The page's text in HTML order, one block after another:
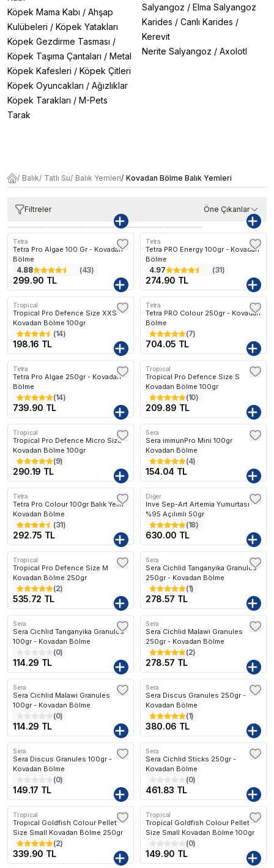
Köpek Mama Kabı / Ahşap
Kulübeleri / Köpek Yatakları
Köpek Gezdirme Tasması /
Köpek Taşıma Çantaları / Metal
Köpek Kafesleri / Köpek Çitleri
Köpek Oyuncakları / Ağızlıklar
Köpek Tarakları / M-Pets
Tarak
Salyangoz / Elma Salyangoz
Karides / Canlı Karides /
Kerevit
Nerite Salyangoz / Axolotl
/ Balık/ Tatlı Su/ Balık Yemleri/ Kovadan Bölme Balık Yemleri
Filtreler Öne Çıkanlar
Tetra
Tetra Pro Algae 100 Gr - Kovadan
Bölme
4.88 (43)
299.90 TL
Tetra
Tetra PRO Energy 100gr - Kovadan
Bölme
4.97 (31)
274.90 TL
Tropical
Tropical Pro Defence Size XXS
Kovadan Bölme 100gr
(14)
198.16 TL
Tetra
Tetra PRO Colour 250gr - Kovadan
Bölme
(7)
704.05 TL
Tetra
Tetra Pro Algae 250gr - Kovadan
Bölme
(14)
739.90 TL
Tropical
Tropical Pro Defence Size S
Kovadan Bölme 100gr
(10)
209.89 TL
Tropical
Tropical Pro Defence Micro Size
Kovadan Bölme 100gr
(9)
290.19 TL
Sera
Sera immunPro Mini 100gr
Kovadan Bölme
(4)
154.04 TL
Tetra
Tetra Pro Colour 100gr Balık Yemi
Kovadan Bölme
(31)
292.75 TL
Diğer
Inve Sep-Art Artemia Yumurtası
%95 Açılımlı 50gr
(18)
630.00 TL
Tropical
Tropical Pro Defence Size M
Kovadan Bölme 250gr
(2)
535.72 TL
Sera
Sera Cichlid Tanganyika Granules
250gr - Kovadan Bölme
(1)
278.57 TL
Sera
Sera Cichlid Tanganyika Granules
100gr - Kovadan Bölme
(0)
114.29 TL
Sera
Sera Cichlid Malawi Granules
250gr - Kovadan Bölme
(2)
278.57 TL
Sera
Sera Cichlid Malawi Granules
100gr - Kovadan Bölme
(0)
114.29 TL
Sera
Sera Discus Granules 250gr -
Kovadan Bölme
(1)
380.06 TL
Sera
Sera Discus Granules 100gr -
Kovadan Bölme
(0)
149.17 TL
Sera
Sera Cichlid Sticks 250gr -
Kovadan Bölme
(0)
461.83 TL
Tropical
Tropical Goldfish Colour Pellet
Size Small Kovadan Bölme 250gr
(2)
339.90 TL
Tropical
Tropical Goldfish Colour Pellet
Size Small Kovadan Bölme 100gr
(0)
149.90 TL